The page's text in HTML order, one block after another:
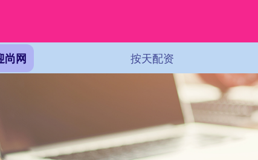
尚网 按天配资